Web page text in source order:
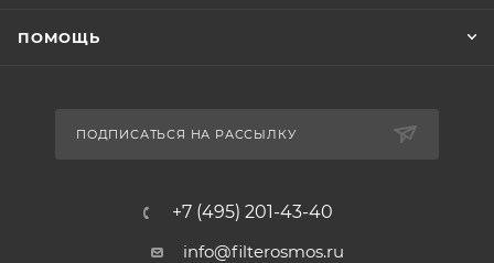
ПОМОЩЬ
ПОДПИСАТЬСЯ НА РАССЫЛКУ
+7 (495) 201-43-40
info@filterosmos.ru